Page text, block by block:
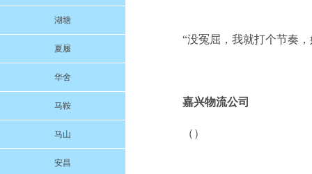
湖塘
夏履
华舍
马鞍
马山
安昌
“没冤屈，我就打个节奏
嘉兴物流公司
（）